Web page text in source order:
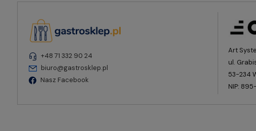
+48 71 332 90 24
biuro@gastrosklep.pl
Nasz Facebook
Art
ul.
53-234
NIP: